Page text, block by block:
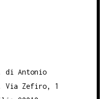
di Antonio
Via Zefiro, 1